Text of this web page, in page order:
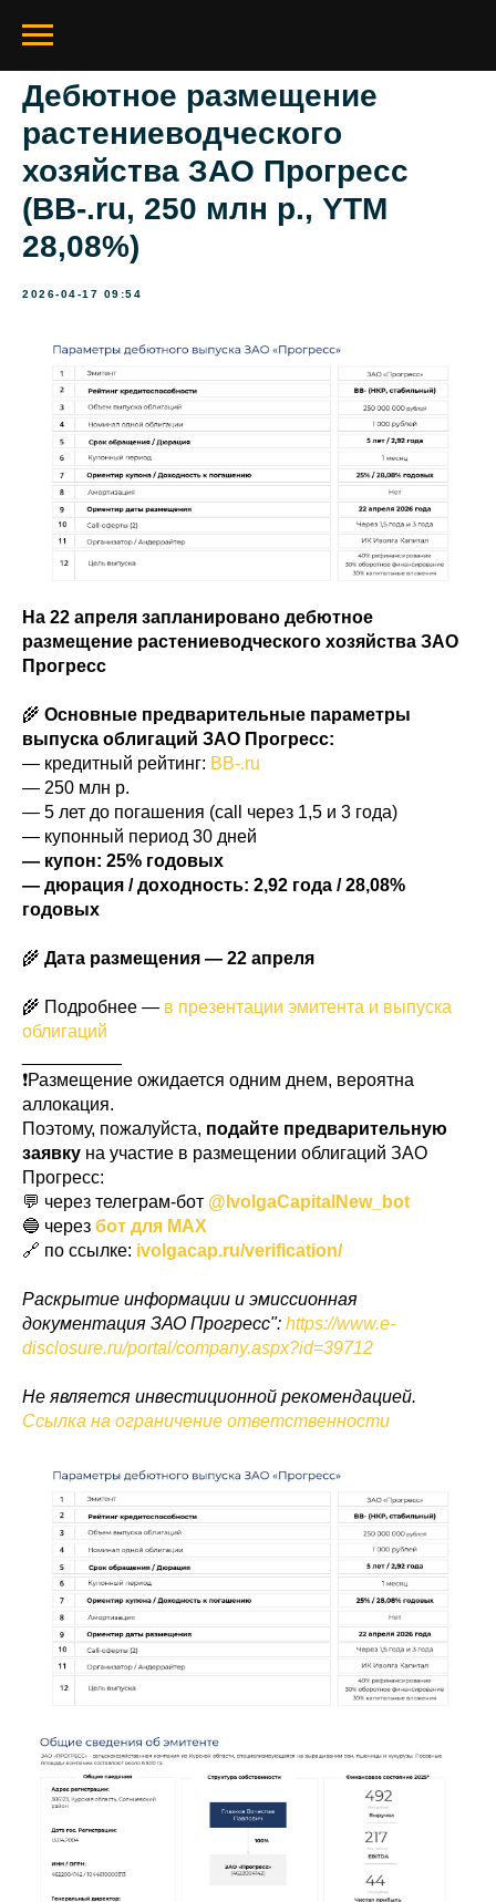
Дебютное размещение
растениеводческого
хозяйства ЗАО Прогресс
(BB-.ru, 250 млн р., YTM
28,08%)
2026-04-17 09:54
На 22 апреля запланировано дебютное
размещение растениеводческого хозяйства ЗАО
Прогресс
🌾 Основные предварительные параметры
выпуска облигаций ЗАО Прогресс:
— кредитный рейтинг: ВB-.ru
— 250 млн р.
— 5 лет до погашения (call через 1,5 и 3 года)
— купонный период 30 дней
— купон: 25% годовых
— дюрация / доходность: 2,92 года / 28,08%
годовых
🌾 Дата размещения — 22 апреля
🌾 Подробнее — в презентации эмитента и выпуска
облигаций
❗️Размещение ожидается одним днем, вероятна
аллокация.
Поэтому, пожалуйста, подайте предварительную
заявку на участие в размещении облигаций ЗАО
Прогресс:
💬 через телеграм-бот @IvolgaCapitalNew_bot
🔵 через бот для MAX
🔗 по ссылке: ivolgacap.ru/verification/
Раскрытие информации и эмиссионная
документация ЗАО Прогресс": https://www.e-
disclosure.ru/portal/company.aspx?id=39712
Не является инвестиционной рекомендацией.
Ссылка на ограничение ответственности